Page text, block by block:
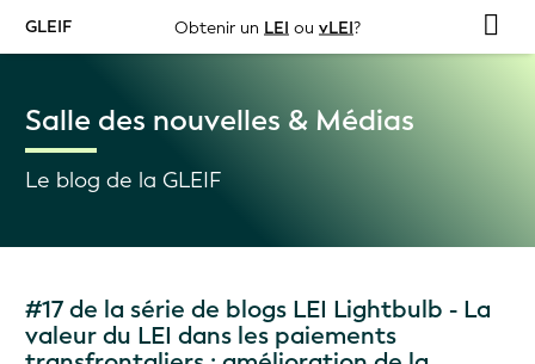
GLEIF Obtenir un LEI ou vLEI?
Salle des nouvelles & Médias
Le blog de la GLEIF
#17 de la série de blogs LEI Lightbulb - La
valeur du LEI dans les paiements